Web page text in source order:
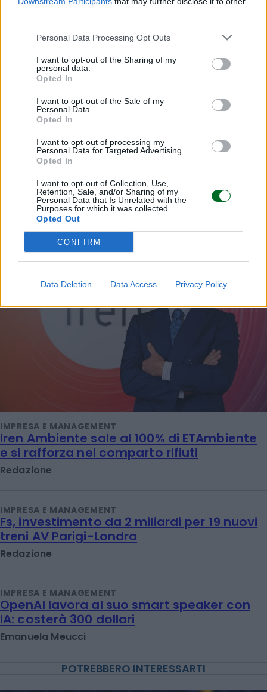
Personal Data Processing Opt Outs
I want to opt-out of the Sharing of my
personal data.
Opted In
I want to opt-out of the Sale of my
Personal Data.
Opted In
I want to opt-out of processing my
Personal Data for Targeted Advertising.
Opted In
I want to opt-out of Collection, Use,
Retention, Sale, and/or Sharing of my
Personal Data that Is Unrelated with the
Purposes for which it was collected.
Opted Out
CONFIRM
Data Deletion Data Access Privacy Policy
Scegli Moneta come fonte preferita
LEGGI ANCHE
IMPRESA E MANAGEMENT
Iren Ambiente sale al 100% di ETAmbiente
e si rafforza nel comparto rifiuti
Redazione
IMPRESA E MANAGEMENT
Fs, investimento da 2 miliardi per 19 nuovi
treni AV Parigi-Londra
Redazione
IMPRESA E MANAGEMENT
OpenAI lavora al suo smart speaker con
IA: costerà 300 dollari
Emanuela Meucci
POTREBBERO INTERESSARTI